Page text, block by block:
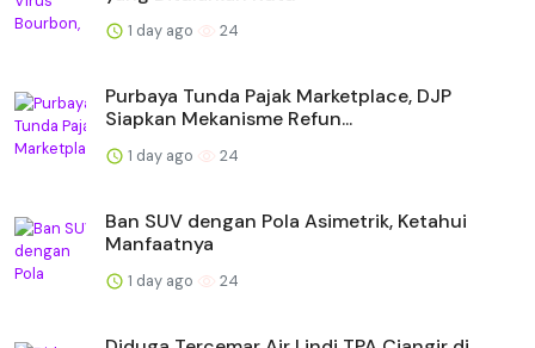
1 day ago 24
Purbaya Tunda Pajak Marketplace, DJP
Siapkan Mekanisme Refun...
1 day ago 24
Ban SUV dengan Pola Asimetrik, Ketahui
Manfaatnya
1 day ago 24